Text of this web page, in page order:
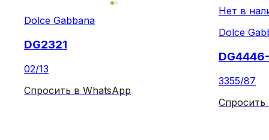
Dolce Gabbana
DG2321
02/13
Спросить в WhatsApp
Нет в
Dolce
3355/87
Спросить